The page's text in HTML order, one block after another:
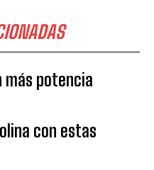
más potencia
con estas